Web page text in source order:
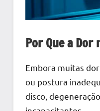
Por Que a Dor
Embora muitas
ou postura
disco,